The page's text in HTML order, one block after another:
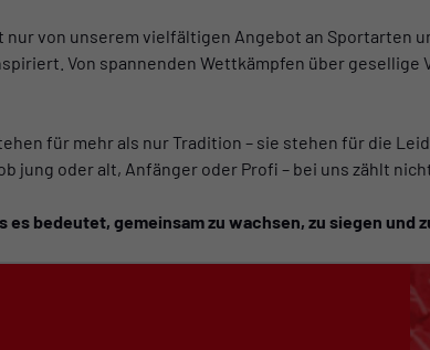
von unserem vielfältigen Angebot an Sportarten
Von spannenden Wettkämpfen über
für mehr als nur Tradition – sie stehen für die
jung oder alt, Anfänger oder Profi – bei uns zählt
es bedeutet, gemeinsam zu wachsen, zu siegen und